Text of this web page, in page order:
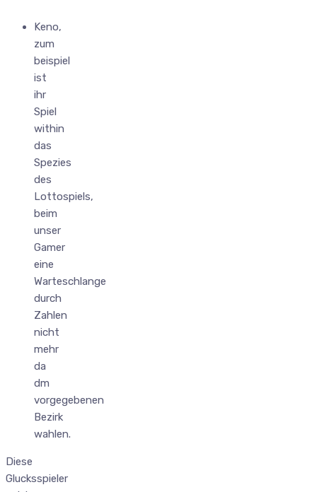
Keno,
zum
beispiel
ist
ihr
Spiel
within
das
Spezies
des
Lottospiels,
beim
unser
Gamer
eine
Warteschlange
durch
Zahlen
nicht
mehr
da
dm
vorgegebenen
Bezirk
wahlen.
Diese
Glucksspieler